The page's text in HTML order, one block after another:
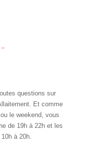
questions sur
Et comme
le weekend, vous
de 19h à 22h et les
à 20h.